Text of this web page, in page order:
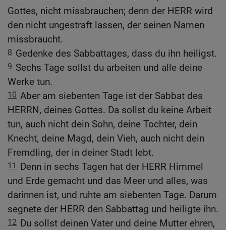
Gottes, nicht missbrauchen; denn der HERR wird
den nicht ungestraft lassen, der seinen Namen
missbraucht.
8 Gedenke des Sabbattages, dass du ihn heiligst.
9 Sechs Tage sollst du arbeiten und alle deine
Werke tun.
10 Aber am siebenten Tage ist der Sabbat des
HERRN, deines Gottes. Da sollst du keine Arbeit
tun, auch nicht dein Sohn, deine Tochter, dein
Knecht, deine Magd, dein Vieh, auch nicht dein
Fremdling, der in deiner Stadt lebt.
11
Denn in sechs Tagen hat der HERR Himmel
und Erde gemacht und das Meer und alles, was
darinnen ist, und ruhte am siebenten Tage. Darum
segnete der HERR den Sabbattag und heiligte ihn.
12 Du sollst deinen Vater und deine Mutter ehren,